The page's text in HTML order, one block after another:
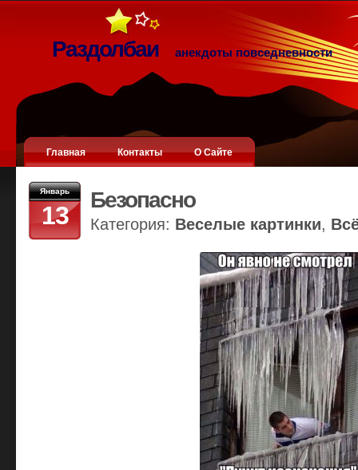
Раздолбаи анекдоты повседневности
Главная Контакты О Сайте
Январь
13
Безопасно
Категория: Веселые картинки,